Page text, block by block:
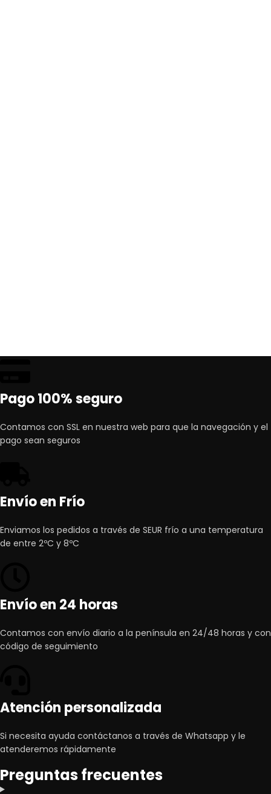
Pago 100% seguro
Contamos con SSL en nuestra web para que la navegación y el
pago sean seguros
Envío en Frío
Enviamos los pedidos a través de SEUR frío a una temperatura
de entre 2ºC y 8ºC
Envío en 24 horas
Contamos con envío diario a la península en 24/48 horas y con
código de seguimiento
Atención personalizada
Si necesita ayuda contáctanos a través de Whatsapp y le
atenderemos rápidamente
Preguntas frecuentes